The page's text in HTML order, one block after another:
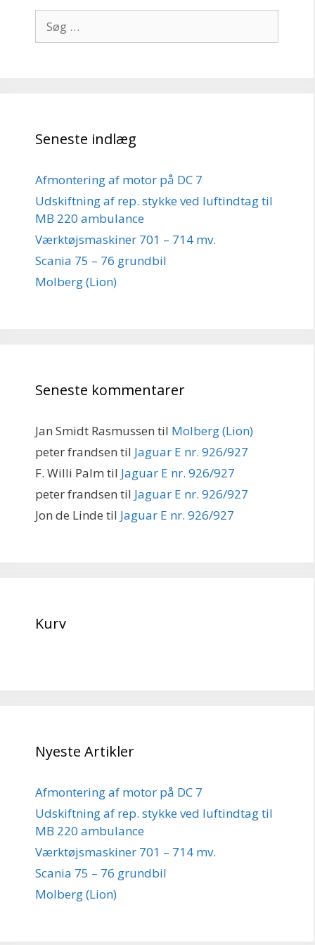
efter:
Seneste indlæg
Afmontering af motor på DC 7
Udskiftning af rep. stykke ved luftindtag til
MB 220 ambulance
Værktøjsmaskiner 701 – 714 mv.
Scania 75 – 76 grundbil
Molberg (Lion)
Seneste kommentarer
Jan Smidt Rasmussen til Molberg (Lion)
peter frandsen til Jaguar E nr. 926/927
F. Willi Palm til Jaguar E nr. 926/927
peter frandsen til Jaguar E nr. 926/927
Jon de Linde til Jaguar E nr. 926/927
Kurv
Nyeste Artikler
Afmontering af motor på DC 7
Udskiftning af rep. stykke ved luftindtag til
MB 220 ambulance
Værktøjsmaskiner 701 – 714 mv.
Scania 75 – 76 grundbil
Molberg (Lion)